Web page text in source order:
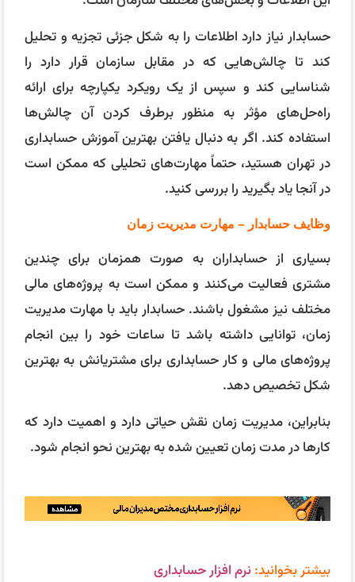
حسابدار نیاز دارد اطلاعات را به شکل جزئی تجزیه و تحلیل
کند تا چالش‌هایی که در مقابل سازمان قرار دارد را
شناسایی کند و سپس از یک رویکرد یکپارچه برای ارائه
راه‌حل‌های مؤثر به منظور برطرف کردن آن چالش‌ها
استفاده کند. اگر به دنبال یافتن بهترین آموزش حسابداری
در تهران هستید، حتماً مهارت‌های تحلیلی که ممکن است
در آنجا یاد بگیرید را بررسی کنید.
وظایف حسابدار – مهارت مدیریت زمان
بسیاری از حسابداران به صورت همزمان برای چندین
مشتری فعالیت می‌کنند و ممکن است به پروژه‌های مالی
مختلف نیز مشغول باشند. حسابدار باید با مهارت مدیریت
زمان، توانایی داشته باشد تا ساعات خود را بین انجام
پروژه‌های مالی و کار حسابداری برای مشتریانش به بهترین
شکل تخصیص دهد.
بنابراین، مدیریت زمان نقش حیاتی دارد و اهمیت دارد که
کارها در مدت زمان تعیین شده به بهترین نحو انجام شود.
بیشتر بخوانید:نرم افزار حسابداری